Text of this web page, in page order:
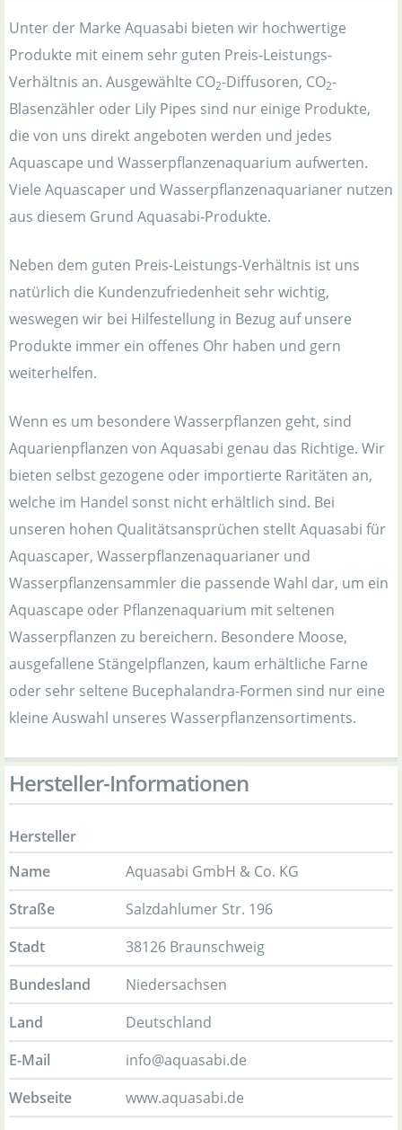
Unter der Marke Aquasabi bieten wir hochwertige
Produkte mit einem sehr guten Preis-Leistungs-
Verhältnis an. Ausgewählte CO2-Diffusoren, CO2-
Blasenzähler oder Lily Pipes sind nur einige Produkte,
die von uns direkt angeboten werden und jedes
Aquascape und Wasserpflanzenaquarium aufwerten.
Viele Aquascaper und Wasserpflanzenaquarianer nutzen
aus diesem Grund Aquasabi-Produkte.
Neben dem guten Preis-Leistungs-Verhältnis ist uns
natürlich die Kundenzufriedenheit sehr wichtig,
weswegen wir bei Hilfestellung in Bezug auf unsere
Produkte immer ein offenes Ohr haben und gern
weiterhelfen.
Wenn es um besondere Wasserpflanzen geht, sind
Aquarienpflanzen von Aquasabi genau das Richtige. Wir
bieten selbst gezogene oder importierte Raritäten an,
welche im Handel sonst nicht erhältlich sind. Bei
unseren hohen Qualitätsansprüchen stellt Aquasabi für
Aquascaper, Wasserpflanzenaquarianer und
Wasserpflanzensammler die passende Wahl dar, um ein
Aquascape oder Pflanzenaquarium mit seltenen
Wasserpflanzen zu bereichern. Besondere Moose,
ausgefallene Stängelpflanzen, kaum erhältliche Farne
oder sehr seltene Bucephalandra-Formen sind nur eine
kleine Auswahl unseres Wasserpflanzensortiments.
Hersteller-Informationen
Hersteller
Name
Aquasabi GmbH & Co. KG
Straße
Salzdahlumer Str. 196
Stadt
38126 Braunschweig
Bundesland
Niedersachsen
Land
Deutschland
E-Mail
info@aquasabi.de
Webseite
www.aquasabi.de